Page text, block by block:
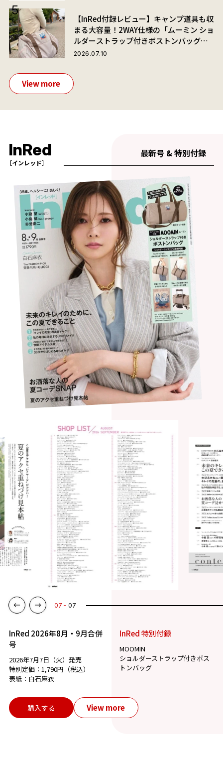
【InRed付録レビュー】キャンプ道具も収
まる大容量！2WAY仕様の「ムーミン ショ
ルダーストラップ付きボストンバッグ」
が夏旅におすすめな理由
2026.07.10
View more
InRed
［インレッド］
最新号 & 特別付録
07 07
InRed 2026年8月・9月合併
号
2026年7月7日（火）発売
特別定価：1,790円（税込）
表紙：白石麻衣
InRed 特別付録
MOOMIN
ショルダーストラップ付きボス
トンバッグ
購入する View more